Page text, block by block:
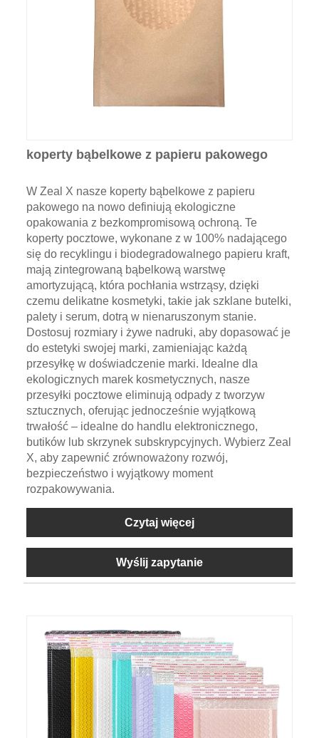
koperty bąbelkowe z papieru pakowego
W Zeal X nasze koperty bąbelkowe z papieru
pakowego na nowo definiują ekologiczne
opakowania z bezkompromisową ochroną. Te
koperty pocztowe, wykonane z w 100% nadającego
się do recyklingu i biodegradowalnego papieru kraft,
mają zintegrowaną bąbelkową warstwę
amortyzującą, która pochłania wstrząsy, dzięki
czemu delikatne kosmetyki, takie jak szklane butelki,
palety i serum, dotrą w nienaruszonym stanie.
Dostosuj rozmiary i żywe nadruki, aby dopasować je
do estetyki swojej marki, zamieniając każdą
przesyłkę w doświadczenie marki. Idealne dla
ekologicznych marek kosmetycznych, nasze
przesyłki pocztowe eliminują odpady z tworzyw
sztucznych, oferując jednocześnie wyjątkową
trwałość – idealne do handlu elektronicznego,
butików lub skrzynek subskrypcyjnych. Wybierz Zeal
X, aby zapewnić zrównoważony rozwój,
bezpieczeństwo i wyjątkowy moment
rozpakowywania.
Czytaj więcej
Wyślij zapytanie